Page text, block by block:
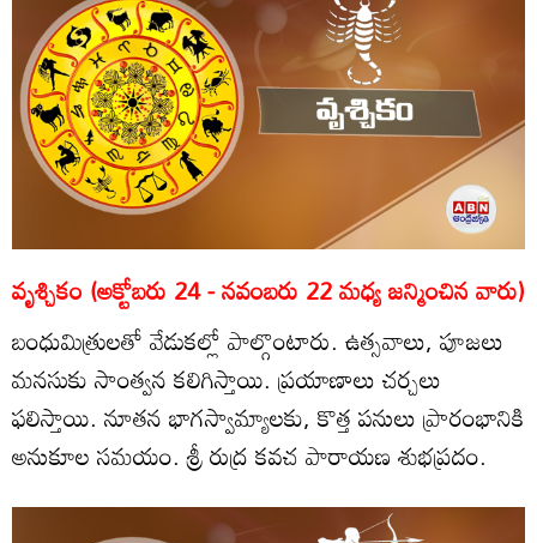
వృశ్చికం (అక్టోబరు 24 - నవంబరు 22 మధ్య జన్మించిన వారు)
బంధుమిత్రులతో వేడుకల్లో పాల్గొంటారు. ఉత్సవాలు, పూజలు
మనసుకు సాంత్వన కలిగిస్తాయి. ప్రయాణాలు చర్చలు
ఫలిస్తాయి. నూతన భాగస్వామ్యాలకు, కొత్త పనులు ప్రారంభానికి
అనుకూల సమయం. శ్రీ రుద్ర కవచ పారాయణ శుభప్రదం.